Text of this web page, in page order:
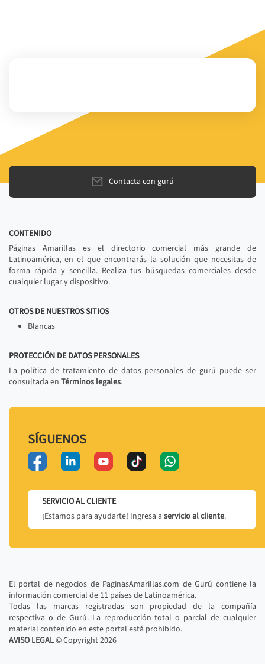
Contacta con gurú
CONTENIDO
Páginas Amarillas es el directorio comercial más grande de
Latinoamérica, en el que encontrarás la solución que necesitas de
forma rápida y sencilla. Realiza tus búsquedas comerciales desde
cualquier lugar y dispositivo.
OTROS DE NUESTROS SITIOS
Blancas
PROTECCIÓN DE DATOS PERSONALES
La política de tratamiento de datos personales de gurú puede ser
consultada en Términos legales.
SÍGUENOS
SERVICIO AL CLIENTE
¡Estamos para ayudarte! Ingresa a servicio al cliente.
El portal de negocios de PaginasAmarillas.com de Gurú contiene la
información comercial de 11 países de Latinoamérica.
Todas las marcas registradas son propiedad de la compañía
respectiva o de Gurú. La reproducción total o parcial de cualquier
material contenido en este portal está prohibido.
AVISO LEGAL© Copyright2026